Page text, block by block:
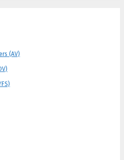
(AV)